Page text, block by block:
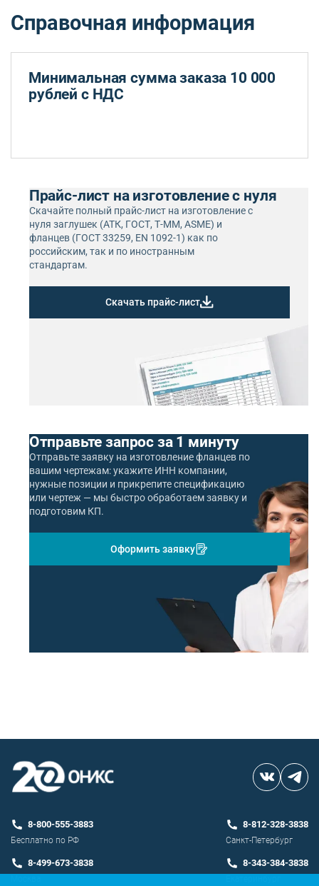
Справочная информация
Минимальная сумма заказа 10 000
рублей с НДС
Прайс-лист на изготовление с нуля
Скачайте полный прайс-лист на изготовление с
нуля заглушек (АТК, ГОСТ, Т-ММ, ASME) и
фланцев (ГОСТ 33259, EN 1092-1) как по
российским, так и по иностранным
стандартам.
Скачать прайс-лист
Отправьте запрос за 1 минуту
Отправьте заявку на изготовление фланцев по
вашим чертежам: укажите ИНН компании,
нужные позиции и прикрепите спецификацию
или чертеж — мы быстро обработаем заявку и
подготовим КП.
Оформить заявку
8-800-555-3883
Бесплатно по РФ
8-812-328-3838
Санкт-Петербург
8-499-673-3838 8-343-384-3838